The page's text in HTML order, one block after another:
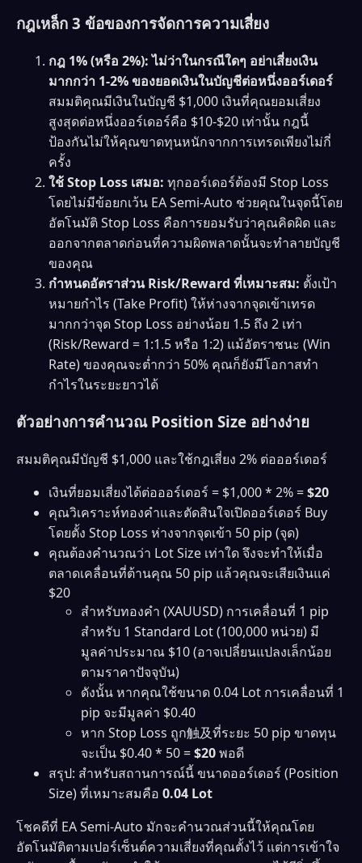
กฎเหล็ก 3 ข้อของการจัดการความเสี่ยง
กฎ 1% (หรือ 2%): ไม่ว่าในกรณีใดๆ อย่าเสี่ยงเงิน
มากกว่า 1-2% ของยอดเงินในบัญชีต่อหนึ่งออร์เดอร์
สมมติคุณมีเงินในบัญชี $1,000 เงินที่คุณยอมเสี่ยง
สูงสุดต่อหนึ่งออร์เดอร์คือ $10-$20 เท่านั้น กฎนี้
ป้องกันไม่ให้คุณขาดทุนหนักจากการเทรดเพียงไม่กี่
ครั้ง
ใช้ Stop Loss เสมอ: ทุกออร์เดอร์ต้องมี Stop Loss
โดยไม่มีข้อยกเว้น EA Semi-Auto ช่วยคุณในจุดนี้โดย
อัตโนมัติ Stop Loss คือการยอมรับว่าคุณคิดผิด และ
ออกจากตลาดก่อนที่ความผิดพลาดนั้นจะทำลายบัญชี
ของคุณ
กำหนดอัตราส่วน Risk/Reward ที่เหมาะสม: ตั้งเป้า
หมายกำไร (Take Profit) ให้ห่างจากจุดเข้าเทรด
มากกว่าจุด Stop Loss อย่างน้อย 1.5 ถึง 2 เท่า
(Risk/Reward = 1:1.5 หรือ 1:2) แม้อัตราชนะ (Win
Rate) ของคุณจะต่ำกว่า 50% คุณก็ยังมีโอกาสทำ
กำไรในระยะยาวได้
ตัวอย่างการคำนวณ Position Size อย่างง่าย
สมมติคุณมีบัญชี $1,000 และใช้กฎเสี่ยง 2% ต่อออร์เดอร์
เงินที่ยอมเสี่ยงได้ต่อออร์เดอร์ = $1,000 * 2% =$20
คุณวิเคราะห์ทองคำและตัดสินใจเปิดออร์เดอร์ Buy
โดยตั้ง Stop Loss ห่างจากจุดเข้า 50 pip (จุด)
คุณต้องคำนวณว่า Lot Size เท่าใด จึงจะทำให้เมื่อ
ตลาดเคลื่อนที่ต้านคุณ 50 pip แล้วคุณจะเสียเงินแค่
$20
สำหรับทองคำ (XAUUSD) การเคลื่อนที่ 1 pip
สำหรับ 1 Standard Lot (100,000 หน่วย) มี
มูลค่าประมาณ $10 (อาจเปลี่ยนแปลงเล็กน้อย
ตามราคาปัจจุบัน)
ดังนั้น หากคุณใช้ขนาด 0.04 Lot การเคลื่อนที่ 1
pip จะมีมูลค่า $0.40
หาก Stop Loss ถูก触及ที่ระยะ 50 pip ขาดทุน
จะเป็น $0.40 * 50 =$20พอดี
สรุป: สำหรับสถานการณ์นี้ ขนาดออร์เดอร์ (Position
Size) ที่เหมาะสมคือ 0.04 Lot
โชคดีที่ EA Semi-Auto มักจะคำนวณส่วนนี้ให้คุณโดย
อัตโนมัติตามเปอร์เซ็นต์ความเสี่ยงที่คุณตั้งไว้ แต่การเข้าใจ